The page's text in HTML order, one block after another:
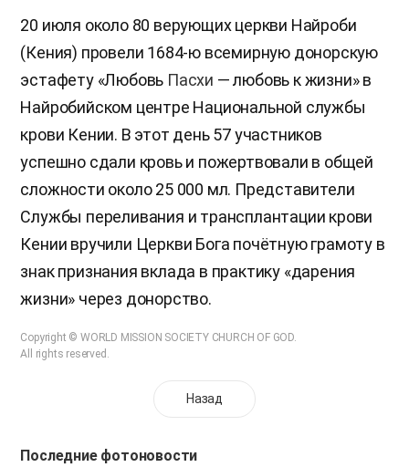
20 июля около 80 верующих церкви Найроби
(Кения) провели 1684-ю всемирную донорскую
эстафету «Любовь Пасхи — любовь к жизни» в
Найробийском центре Национальной службы
крови Кении. В этот день 57 участников
успешно сдали кровь и пожертвовали в общей
сложности около 25 000 мл. Представители
Службы переливания и трансплантации крови
Кении вручили Церкви Бога почётную грамоту в
знак признания вклада в практику «дарения
жизни» через донорство.
Copyright © WORLD MISSION SOCIETY CHURCH OF GOD.
All rights reserved.
Назад
Последние фотоновости